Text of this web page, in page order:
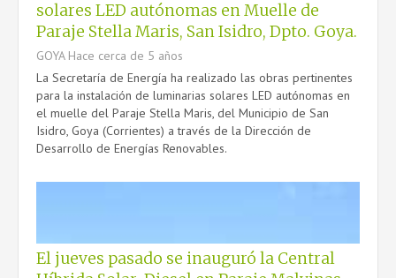
solares LED autónomas en Muelle de
Paraje Stella Maris, San Isidro, Dpto. Goya.
GOYA Hace cerca de 5 años
La Secretaría de Energía ha realizado las obras pertinentes
para la instalación de luminarias solares LED autónomas en
el muelle del Paraje Stella Maris, del Municipio de San
Isidro, Goya (Corrientes) a través de la Dirección de
Desarrollo de Energías Renovables.
El jueves pasado se inauguró la Central